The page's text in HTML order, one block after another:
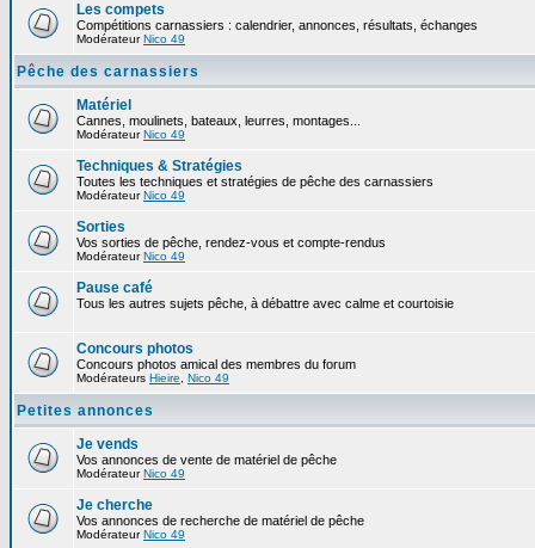
Les compets
Compétitions carnassiers : calendrier, annonces, résultats, échanges
ModérateurNico 49
Pêche des carnassiers
Matériel
Cannes, moulinets, bateaux, leurres, montages...
ModérateurNico 49
Techniques & Stratégies
Toutes les techniques et stratégies de pêche des carnassiers
ModérateurNico 49
Sorties
Vos sorties de pêche, rendez-vous et compte-rendus
ModérateurNico 49
Pause café
Tous les autres sujets pêche, à débattre avec calme et courtoisie
Concours photos
Concours photos amical des membres du forum
Modérateurs Hieire Nico 49
Petites annonces
Je vends
Vos annonces de vente de matériel de pêche
ModérateurNico 49
Je cherche
Vos annonces de recherche de matériel de pêche
ModérateurNico 49